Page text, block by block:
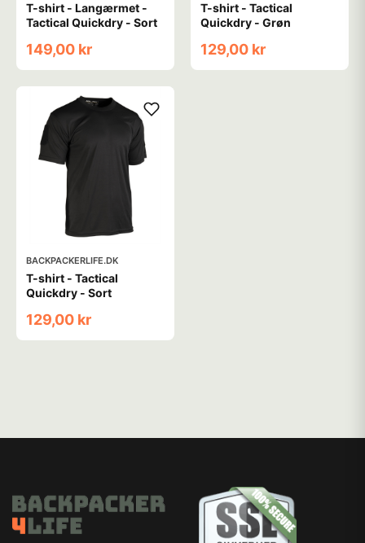
T-shirt - Langærmet -
Tactical Quickdry - Sort
149,00 kr
T-shirt - Tactical
Quickdry - Grøn
129,00 kr
BACKPACKERLIFE.DK
T-shirt - Tactical
Quickdry - Sort
129,00 kr